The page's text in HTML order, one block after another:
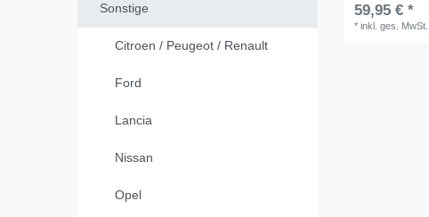
Sonstige
Citroen / Peugeot / Renault
Ford
Lancia
Nissan
Opel
59,95 € *
*inkl. ges. MwSt.